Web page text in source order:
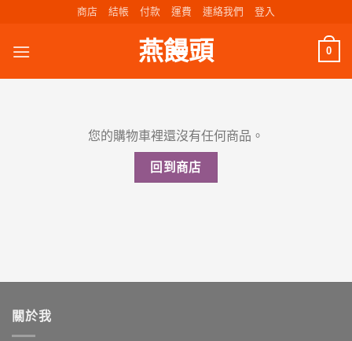
content
商店 結帳 付款 運費 連絡我們 登入
燕饅頭 0
您的購物車裡還沒有任何商品。
回到商店
關於我